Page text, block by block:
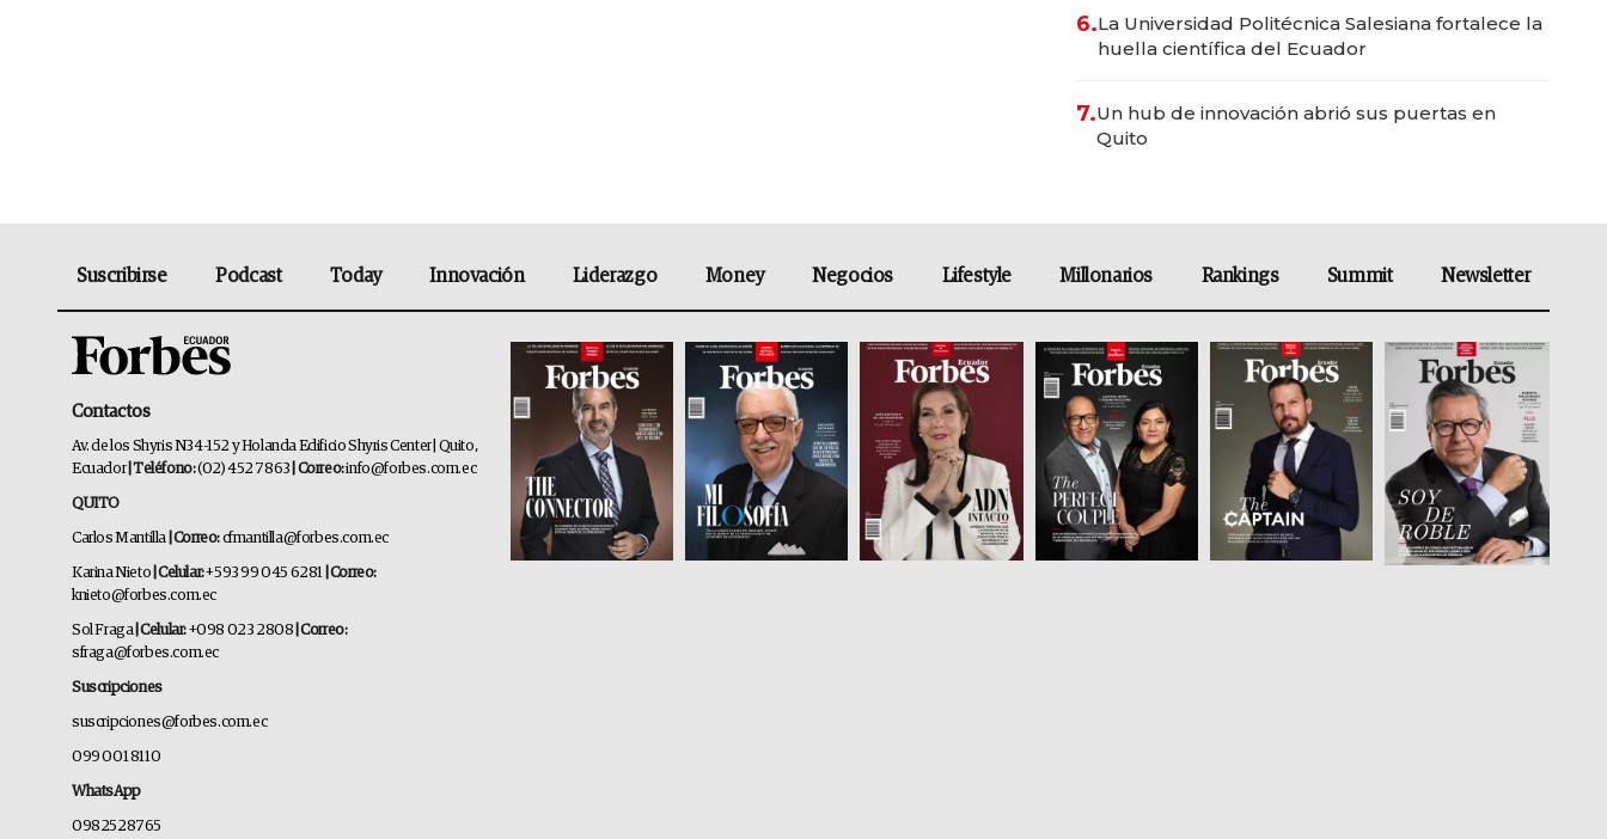
6.La Universidad Politécnica Salesiana fortalece la
huella científica del Ecuador
7.Un hub de innovación abrió sus puertas en
Quito
Suscribirse Podcast Today Innovación Liderazgo Money Negocios Lifestyle Millonarios Rankings Summit Newsletter
Contactos
Av. de los Shyris N34-152 y Holanda Edificio Shyris Center | Quito,
Ecuador | Teléfono:(02) 452 7863 | Correo:info@forbes.com.ec
QUITO
Carlos Mantilla | Correo:cfmantilla@forbes.com.ec
Karina Nieto | Celular:+593 99 045 6281 | Correo:
knieto@forbes.com.ec
Sol Fraga| Celular:+098 023 2808 | Correo:
sfraga@forbes.com.ec
Suscripciones
suscripciones@forbes.com.ec
099 001 8110
WhatsApp
0982528765